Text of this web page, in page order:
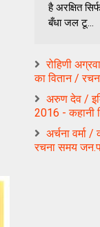
है अरक्षित
बँधा जल टू...
रोहिणी
का वितान /
अरुण देव /
2016 - कहानी
अर्चना वर्मा
रचना समय